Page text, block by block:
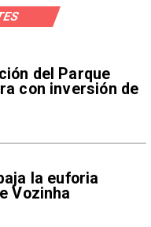
del Parque
con inversión de
la euforia
Vozinha